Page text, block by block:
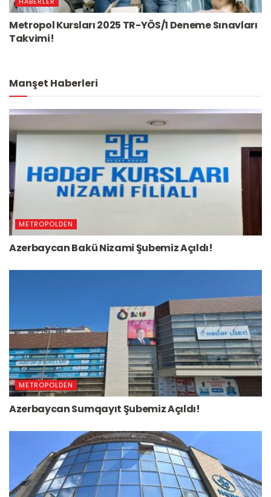
Metropol Kursları 2025 TR-YÖS/1 Deneme Sınavları
Takvimi!
Manşet Haberleri
METROPOLDEN
Azerbaycan Bakü Nizami Şubemiz Açıldı!
METROPOLDEN
Azerbaycan Sumqayıt Şubemiz Açıldı!